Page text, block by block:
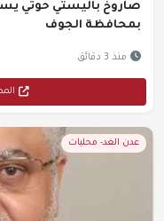
صاروخ باليستي حوثي
بمحافظة الجوف
منذ 3 دقائق
عدن الغد- محليات